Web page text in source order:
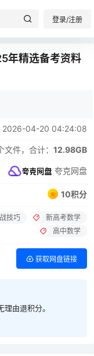
登录/注册
年精选备考资料
2026-04-20 04:24:08
件，合计： 12.98GB
夸克网盘
10积分
技巧
新高考数学
高中数学
获取网盘链接
由退积分。